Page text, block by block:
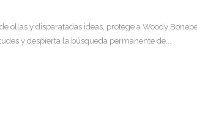
ollas y disparatadas ideas, protege a Woody
y despierta la búsqueda permanente de...